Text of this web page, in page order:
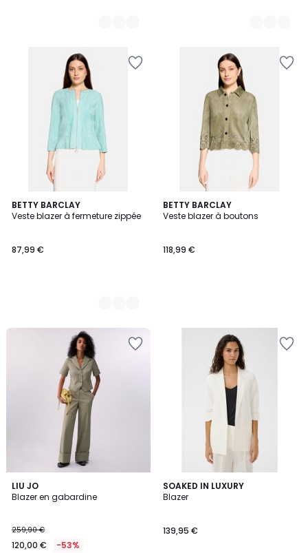
BETTY BARCLAY
Veste blazer à fermeture zippée
87,99 €
3
Couleurs
BETTY BARCLAY
Veste blazer à boutons
118,99 €
LIU JO
Blazer en gabardine
259,90 €
120,00 € -53%
SOAKED IN LUXURY
Blazer
139,95 €
2
Couleurs